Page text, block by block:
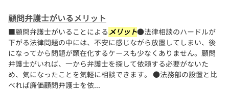
顧問弁護士がいるメリット
■顧問弁護士がいることによる メリット●法律相談のハードルが
下がる法律問題の中には、不安に感じながら放置してしまい、後
になってから問題が顕在化するケースも少なくありません。顧問
弁護士がいれば、一から弁護士を探して依頼する必要がないた
め、気になったことを気軽に相談できます。 ●法務部の設置と比
べれば廉価顧問弁護士を依...